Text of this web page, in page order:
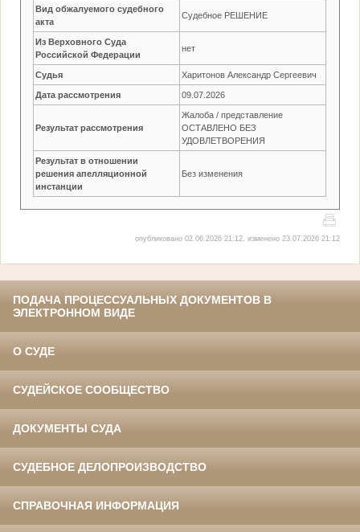
Вид обжалуемого судебного
акта
Судебное РЕШЕНИЕ
Из Верховного Суда
Российской Федерации
нет
Судья Харитонов Александр Сергеевич
Дата рассмотрения 09.07.2026
Результат рассмотрения
Жалоба / представление
ОСТАВЛЕНО БЕЗ
УДОВЛЕТВОРЕНИЯ
Результат в отношении
решения апелляционной
инстанции
Без изменения
опубликовано 02.06.2026 21:12, изменено 23.07.2026 21:12
ПОДАЧА ПРОЦЕССУАЛЬНЫХ ДОКУМЕНТОВ В
ЭЛЕКТРОННОМ ВИДЕ
О СУДЕ
СУДЕЙСКОЕ СООБЩЕСТВО
ДОКУМЕНТЫ СУДА
СУДЕБНОЕ ДЕЛОПРОИЗВОДСТВО
СПРАВОЧНАЯ ИНФОРМАЦИЯ